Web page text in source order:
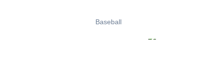
Baseball